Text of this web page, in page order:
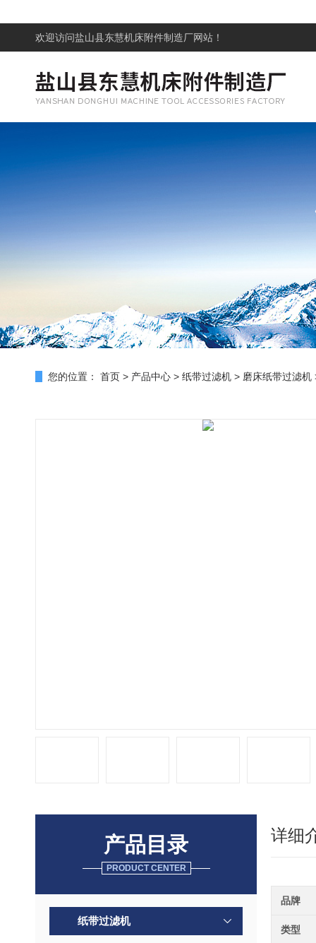
欢迎访问盐山县东慧机床附件制造厂网站！
您的位置： 首页 > 产品中心 > 纸带过滤机 > 磨床纸带过滤机
产品目录
PRODUCT CENTER
纸带过滤机
详细
品牌
类型